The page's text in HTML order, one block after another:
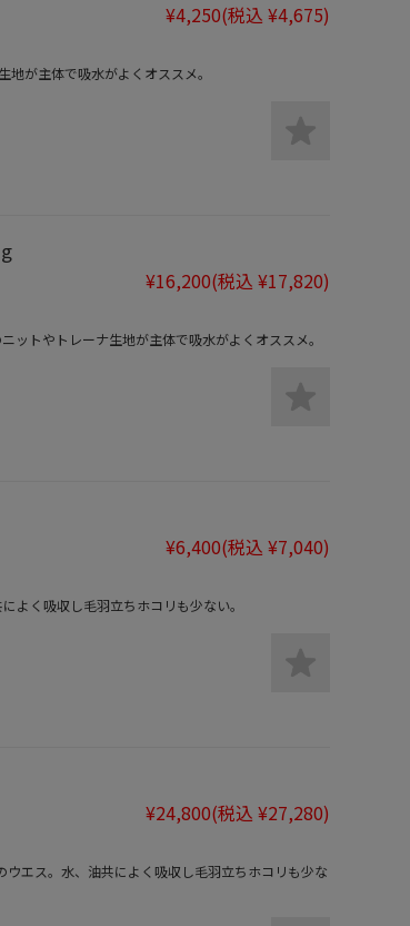
¥4,250(税込 ¥4,675)
が主体で吸水がよくオススメ。
¥16,200(税込 ¥17,820)
ットやトレーナ生地が主体で吸水がよくオススメ。
¥6,400(税込 ¥7,040)
よく吸収し毛羽立ちホコリも少ない。
¥24,800(税込 ¥27,280)
エス。水、油共によく吸収し毛羽立ちホコリも少な